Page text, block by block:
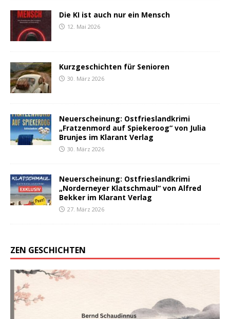
Die KI ist auch nur ein Mensch
12. Mai 2026
Kurzgeschichten für Senioren
30. März 2026
Neuerscheinung: Ostfrieslandkrimi
„Fratzenmord auf Spiekeroog“ von Julia
Brunjes im Klarant Verlag
30. März 2026
Neuerscheinung: Ostfrieslandkrimi
„Norderneyer Klatschmaul“ von Alfred
Bekker im Klarant Verlag
27. März 2026
ZEN GESCHICHTEN